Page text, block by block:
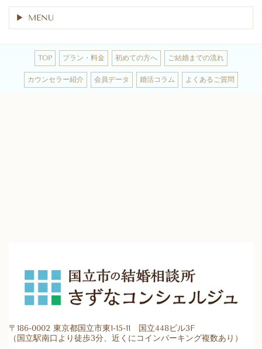
MENU
TOP プラン・料金 初めての方へ ご結婚までの流れ
カウンセラー紹介 会員データ 婚活コラム よくあるご質問
〒186-0002 東京都国立市東1-15-11 国立448ビル3F
（国立駅南口より徒歩3分、近くにコインパーキング複数あり）